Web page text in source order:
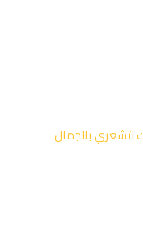
لتشعري بالجمال